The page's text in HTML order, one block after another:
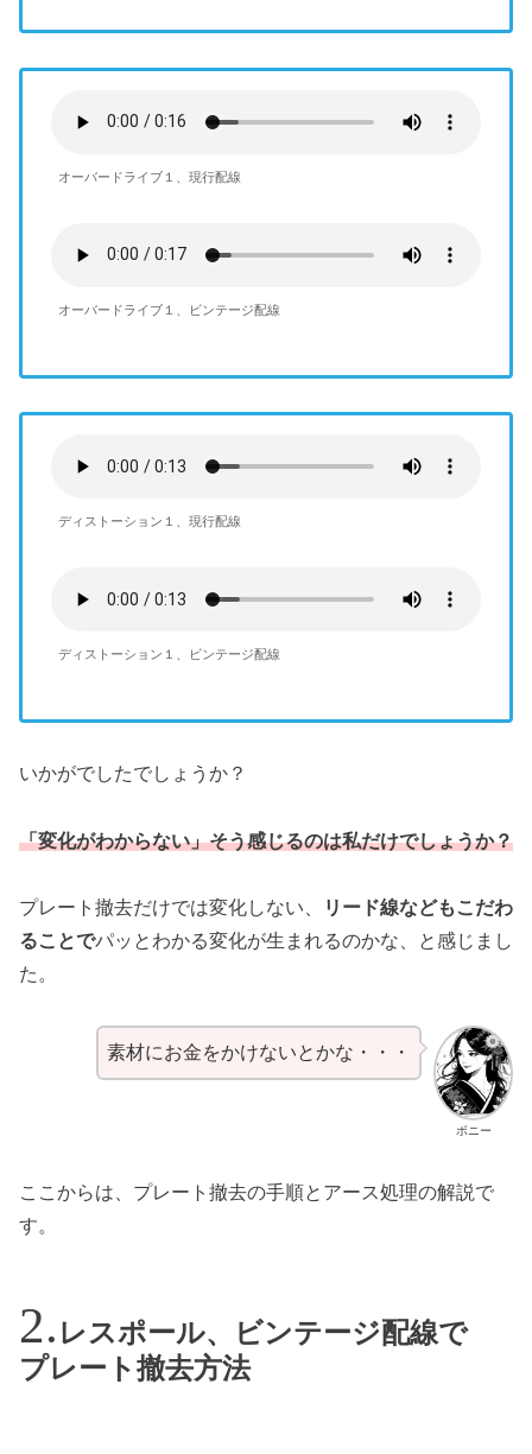
オーバードライブ１、現行配線
オーバードライブ１、ビンテージ配線
ディストーション１、現行配線
ディストーション１、ビンテージ配線
いかがでしたでしょうか？
「変化がわからない」そう感じるのは私だけでしょうか？
プレート撤去だけでは変化しない、
リード線などもこだわ
ることでパッとわかる変化が生まれるのかな、と感じまし
た。
ボニー
素材にお金をかけないとかな・・・
ここからは、プレート撤去の手順とアース処理の解説で
す。
レスポール、ビンテージ配線で
プレート撤去方法